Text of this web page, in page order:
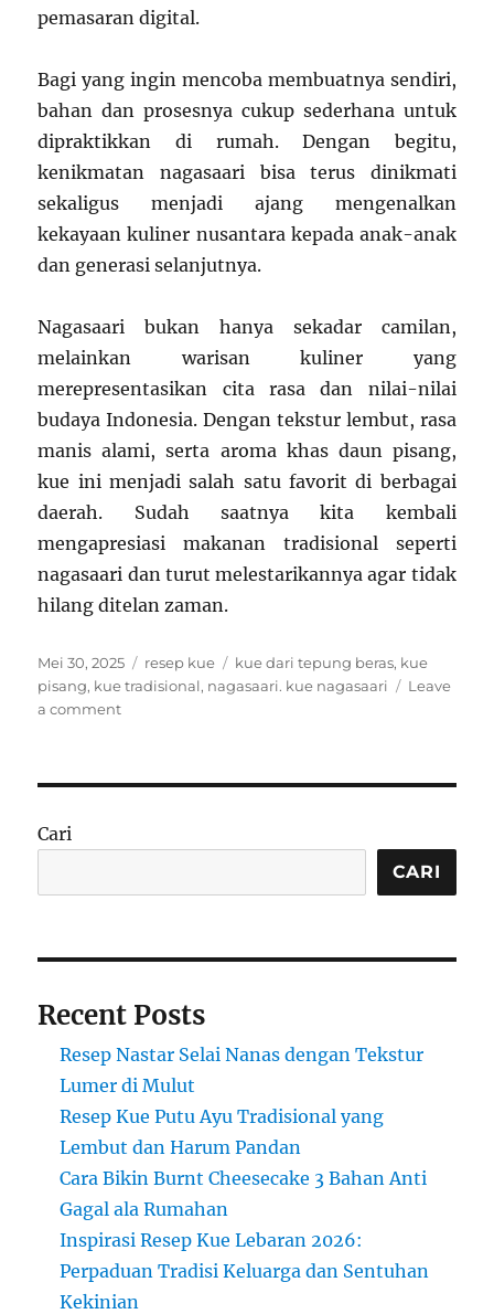
pemasaran digital.
Bagi yang ingin mencoba membuatnya sendiri,
bahan dan prosesnya cukup sederhana untuk
dipraktikkan di rumah. Dengan begitu,
kenikmatan nagasaari bisa terus dinikmati
sekaligus menjadi ajang mengenalkan
kekayaan kuliner nusantara kepada anak-anak
dan generasi selanjutnya.
Nagasaari bukan hanya sekadar camilan,
melainkan warisan kuliner yang
merepresentasikan cita rasa dan nilai-nilai
budaya Indonesia. Dengan tekstur lembut, rasa
manis alami, serta aroma khas daun pisang,
kue ini menjadi salah satu favorit di berbagai
daerah. Sudah saatnya kita kembali
mengapresiasi makanan tradisional seperti
nagasaari dan turut melestarikannya agar tidak
hilang ditelan zaman.
Posted
on
Mei 30, 2025 Categories
resep kue Tags
kue dari tepung beras, kue
pisang, kue tradisional, nagasaari. kue nagasaari
Leave
a commenton
Beras
Pisang
Cari
CARI
Recent Posts
Resep Nastar Selai Nanas dengan Tekstur
Lumer di Mulut
Resep Kue Putu Ayu Tradisional yang
Lembut dan Harum Pandan
Cara Bikin Burnt Cheesecake 3 Bahan Anti
Gagal ala Rumahan
Inspirasi Resep Kue Lebaran 2026:
Perpaduan Tradisi Keluarga dan Sentuhan
Kekinian